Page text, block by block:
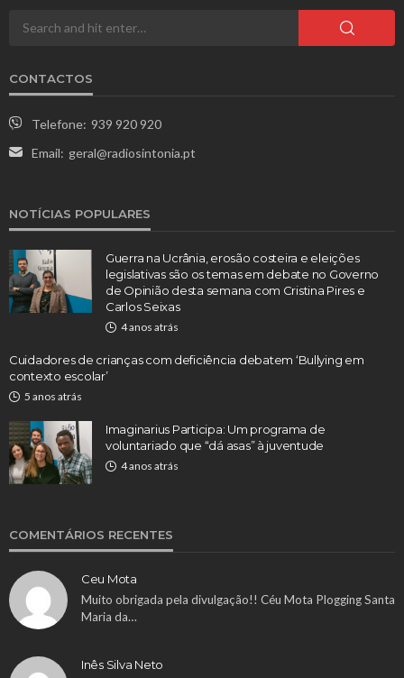
CONTACTOS
Telefone: 939 920 920
Email: geral@radiosintonia.pt
NOTÍCIAS POPULARES
Guerra na Ucrânia, erosão costeira e eleições
legislativas são os temas em debate no Governo
de Opinião desta semana com Cristina Pires e
Carlos Seixas
4 anos atrás
Cuidadores de crianças com deficiência debatem ‘Bullying em
contexto escolar’
5 anos atrás
Imaginarius Participa: Um programa de
voluntariado que “dá asas” à juventude
4 anos atrás
COMENTÁRIOS RECENTES
Ceu Mota
Muito obrigada pela divulgação!! Céu Mota Plogging Santa
Maria da…
Inês Silva Neto